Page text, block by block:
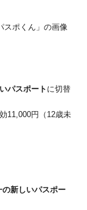
パスポート に切替
11,000円（12歳未
新しいパスポー